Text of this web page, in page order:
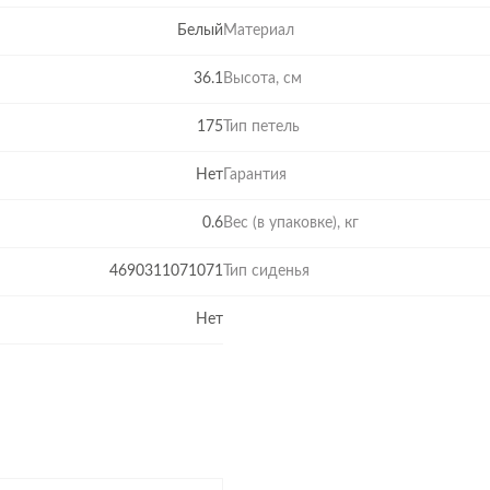
Белый Материал
36.1 Высота, см
175 Тип петель
Нет Гарантия
0.6Вес (в упаковке), кг
4690311071071 Тип сиденья
Нет